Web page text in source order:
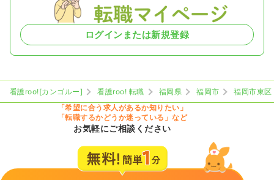
ログインまたは新規登録
看護roo![カンゴルー] 看護roo! 転職 福岡県 福岡市
福岡市東区
「希望に合う求人があるか知りたい」
「転職するかどうか迷っている」など
お気軽にご相談ください